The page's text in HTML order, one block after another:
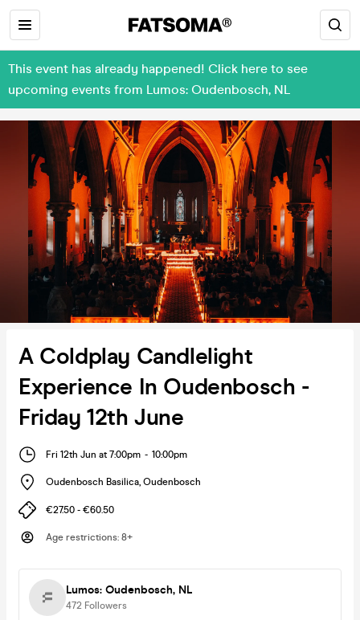
This event has already happened! Click here to see
upcoming events from Lumos: Oudenbosch, NL
A Coldplay Candlelight
Experience In Oudenbosch -
Friday 12th June
Fri 12th Jun at 7:00pm - 10:00pm
Oudenbosch Basilica, Oudenbosch
€27.50 - €60.50
Age restrictions: 8+
Lumos: Oudenbosch, NL
472 Followers